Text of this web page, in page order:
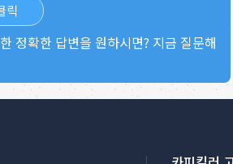
릭
정확한 답변을 원하시면? 지금 질문해